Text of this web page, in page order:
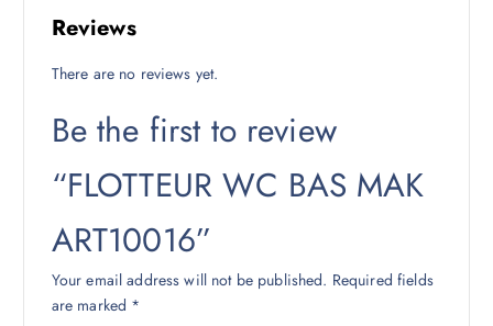
Reviews
There are no reviews yet.
Be the first to review
“FLOTTEUR WC BAS MAK
ART10016”
Your email address will not be published. Required fields
are marked *